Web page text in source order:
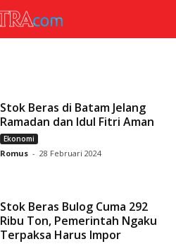
Stok Beras di Batam Jelang
Ramadan dan Idul Fitri Aman
Ekonomi
Romus - 28 Februari 2024
Stok Beras Bulog Cuma 292
Ribu Ton, Pemerintah Ngaku
Terpaksa Harus Impor